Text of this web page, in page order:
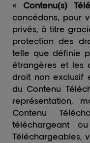
« Contenu(s)
concédons, pour
privés, à titre
protection des
telle que définie
étrangères et les
droit non exclusif
du Contenu
représentation,
Contenu
téléchargeant
Téléchargeables,